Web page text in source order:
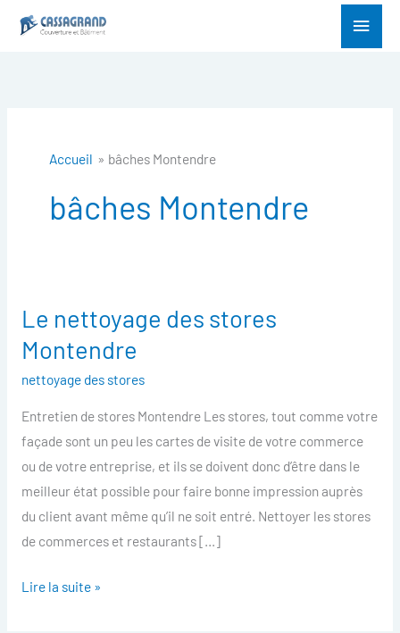
Menu
Accueil bâches Montendre
bâches Montendre
Le nettoyage des stores
Montendre
nettoyage des stores
Entretien de stores Montendre Les stores, tout comme votre
façade sont un peu les cartes de visite de votre commerce
ou de votre entreprise, et ils se doivent donc d’être dans le
meilleur état possible pour faire bonne impression auprès
du client avant même qu’il ne soit entré. Nettoyer les stores
de commerces et restaurants […]
Le
nettoyage
des
stores
Montendre
Lire la suite »